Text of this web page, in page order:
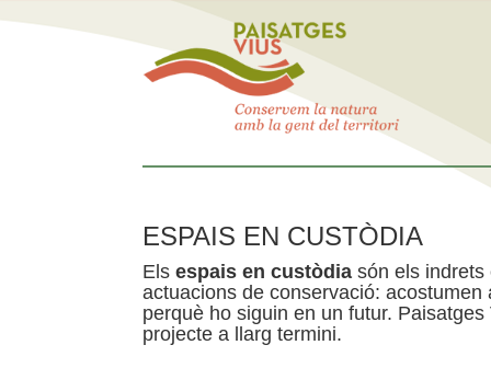
ESPAIS EN CUSTÒDIA
Els espais en custòdia són els indrets
actuacions de conservació:
perquè ho siguin en un futur.
projecte a llarg termini.